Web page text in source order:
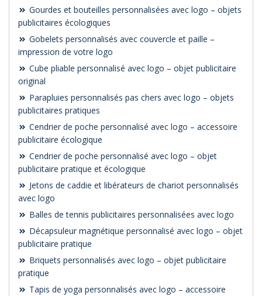
Gourdes et bouteilles personnalisées avec logo – objets
publicitaires écologiques
Gobelets personnalisés avec couvercle et paille –
impression de votre logo
Cube pliable personnalisé avec logo – objet publicitaire
original
Parapluies personnalisés pas chers avec logo – objets
publicitaires pratiques
Cendrier de poche personnalisé avec logo – accessoire
publicitaire écologique
Cendrier de poche personnalisé avec logo – objet
publicitaire pratique et écologique
Jetons de caddie et libérateurs de chariot personnalisés
avec logo
Balles de tennis publicitaires personnalisées avec logo
Décapsuleur magnétique personnalisé avec logo – objet
publicitaire pratique
Briquets personnalisés avec logo – objet publicitaire
pratique
Tapis de yoga personnalisés avec logo – accessoire